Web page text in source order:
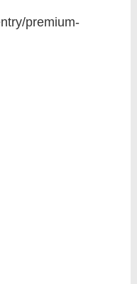
premium-